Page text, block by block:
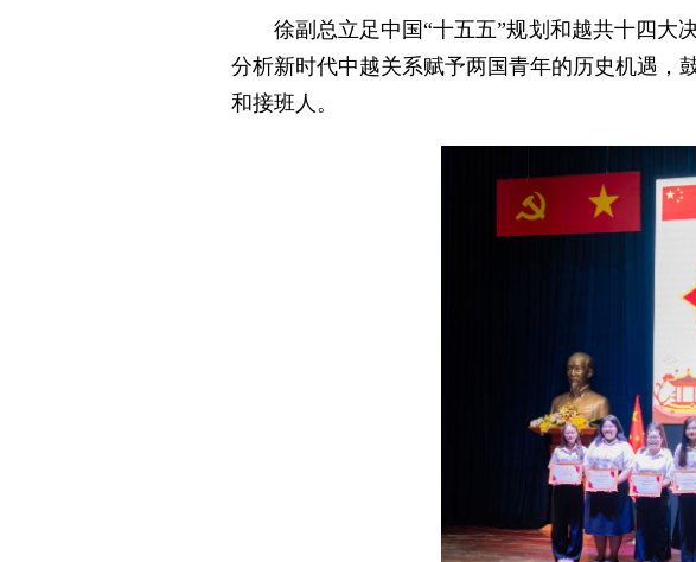
徐副总立足中国“十五五”规划和越共十四大
分析新时代中越关系赋予两国青年的历史机遇，
和接班人。